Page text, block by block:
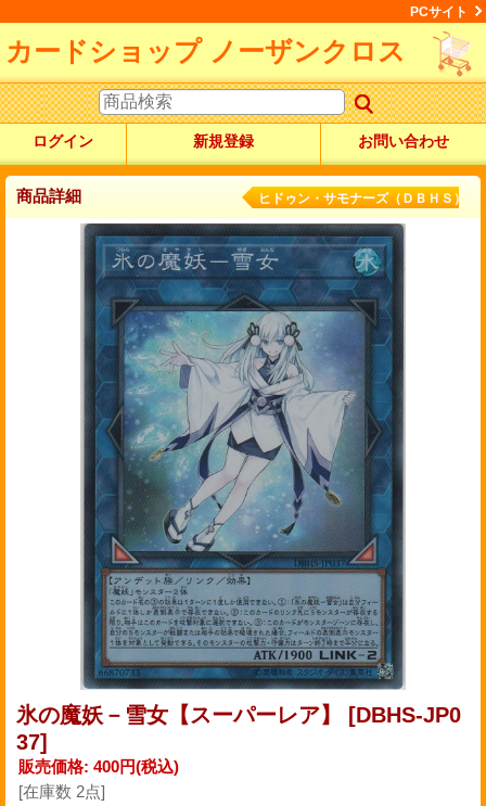
PCサイト
カードショップ ノーザンクロス
ログイン 新規登録 お問い合わせ
商品詳細 ヒドゥン・サモナーズ（ＤＢＨＳ）
氷の魔妖－雪女【スーパーレア】
[DBHS-JP0
37]
販売価格: 400円(税込)
[在庫数 2点]